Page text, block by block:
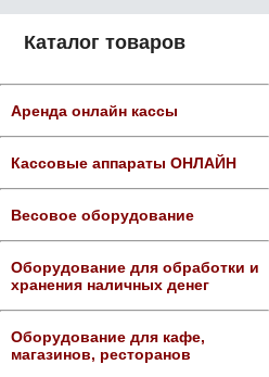
Каталог товаров
Аренда онлайн кассы
Кассовые аппараты ОНЛАЙН
Весовое оборудование
Оборудование для обработки и
хранения наличных денег
Оборудование для кафе,
магазинов, ресторанов